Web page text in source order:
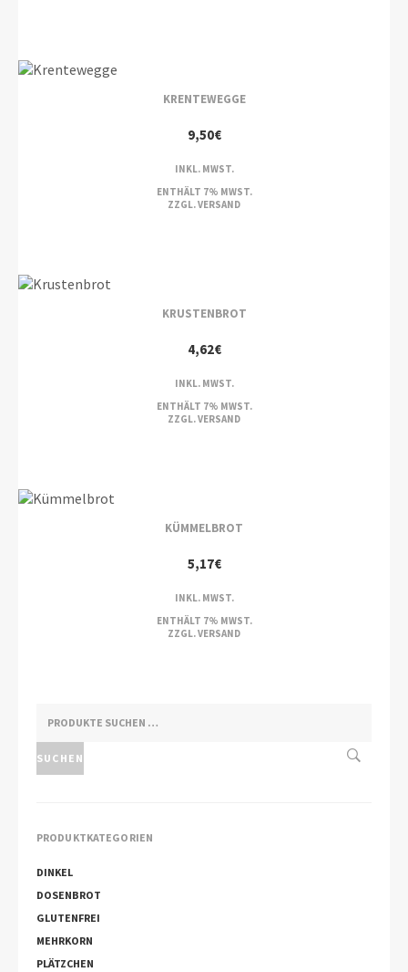
KRENTEWEGGE
9,50€
INKL. MWST.
ENTHÄLT 7% MWST.
ZZGL.VERSAND
KRUSTENBROT
4,62€
INKL. MWST.
ENTHÄLT 7% MWST.
ZZGL.VERSAND
KÜMMELBROT
5,17€
INKL. MWST.
ENTHÄLT 7% MWST.
ZZGL.VERSAND
SUCHEN
NACH:
SUCHEN
PRODUKTKATEGORIEN
DINKEL
DOSENBROT
GLUTENFREI
MEHRKORN
PLÄTZCHEN